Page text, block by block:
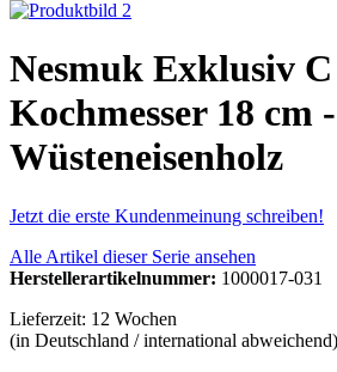
Nesmuk Exklusiv
Kochmesser 18 cm
Wüsteneisenholz
Jetzt die erste Kundenmeinung schreiben!
Alle Artikel dieser Serie ansehen
Herstellerartikelnummer: 1000017-031
Lieferzeit: 12 Wochen
(in Deutschland / international abweichend)